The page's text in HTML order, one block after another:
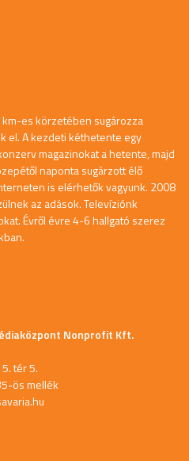
es körzetében sugározza
el. A kezdeti kéthetente egy
magazinokat a hetente, majd
naponta sugárzott élő
is elérhetők vagyunk. 2008
az adások. Televíziónk
Évről évre 4-6 hallgató szerez
Nonprofit Kft.
tér 5.
ös mellék